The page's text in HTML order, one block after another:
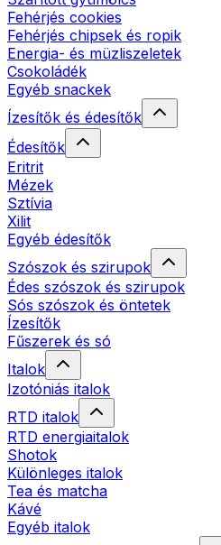
Fehérjés cookies
Fehérjés chipsek és ropik
Energia- és müzliszeletek
Csokoládék
Egyéb snackek
Ízesítők és édesítők
Édesítők
Eritrit
Mézek
Sztívia
Xilit
Egyéb édesítők
Szószok és szirupok
Édes szószok és szirupok
Sós szószok és öntetek
Ízesítők
Fűszerek és só
Italok
Izotóniás italok
RTD italok
RTD energiaitalok
Shotok
Különleges italok
Tea és matcha
Kávé
Egyéb italok